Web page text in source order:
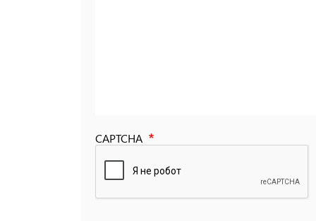
CAPTCHA